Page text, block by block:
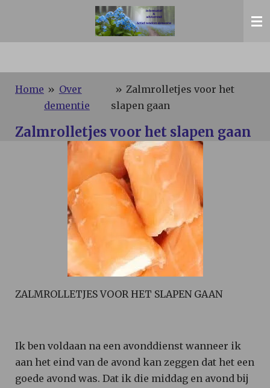
Home » Over
dementie
» Zalmrolletjes voor het
slapen gaan
Zalmrolletjes voor het slapen gaan
ZALMROLLETJES VOOR HET SLAPEN GAAN
Ik ben voldaan na een avonddienst wanneer ik
aan het eind van de avond kan zeggen dat het een
goede avond was. Dat ik die middag en avond bij